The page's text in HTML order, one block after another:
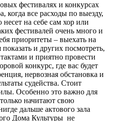
фестивалях и конкурсах
когда все расходы по выезду,
на себе сам хор или
фестивалей очень много и
приоритеты – выехать на
и других посмотреть,
и приятно провести
конкурс, где вас будет
нервозная обстановка и
судейства. Стоит
Особенно это важно для
начитают свою
дальше актового зала
Дома Культуры не